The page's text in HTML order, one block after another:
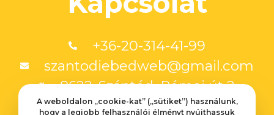
+36-20-314-41-99
szantodiebedweb@gmail.com
8622. Szántód, Római út 2.
A weboldalon „cookie-kat” („sütiket”) használunk,
hogy a legjobb felhasználói élményt nyújthassuk